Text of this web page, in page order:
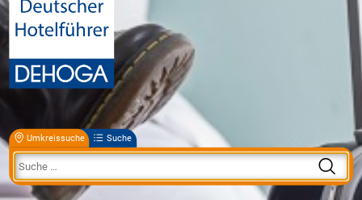
Umkreissuche Suche